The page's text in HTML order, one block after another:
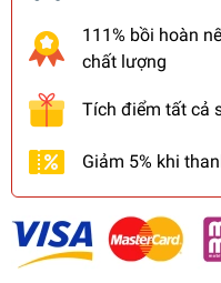
111% bồi hoàn
chất lượng
Tích điểm tất cả
Giảm 5% khi